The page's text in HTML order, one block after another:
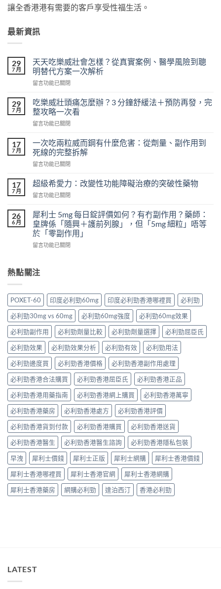
讓全香港港有需要的客戶享受性福生活。
最新資訊
29
7 月
天天吃樂威壯會怎樣？從真實案例、醫學風險到聰
明替代方案一次解析
在
天
吃
樂
威
會
怎
樣？
從
實
案
學
風
險
到
替
代
案
一
次
解
析〉
中
留言功能已關閉
29
7 月
吃樂威壯頭痛怎麼辦？3 分鐘舒緩法＋預防再發，完
整攻略一次看
在
威
壯
頭
怎
辦？
分
鐘
舒
法
防
完
整
攻
略
一
次
看〉
中
留言功能已關閉
17
7 月
一次吃兩粒威而鋼有什麼危害：從劑量、副作用到
死線的完整拆解
在
次
吃
兩
威
而
鋼
有
什
害：
量、
副
作
用
到
死
線
的
完
整
拆
解〉
中
留言功能已關閉
17
7 月
超級希愛力：改變性功能障礙治療的突破性藥物
在
級
希
愛
力：
改
功
礙
治
療
的
突
破
性
藥
物〉
中
留言功能已關閉
26
6 月
犀利士 5mg 每日錠評價如何？有冇副作用？藥師：
皇牌係「隨興＋護前列腺」，但「5mg 細粒」唔等
於「零副作用」
在
士
5mg
日
錠
評
價
如
何？
有
冇
副
作
用？
藥
師：
皇
牌
係
「隨
興
＋
護
前
列
腺」，
但
「5mg
用」〉
留言功能已關閉
熱點關注
POXET-60 印度必利勁60mg 印度必利勁香港哪裡買
必利勁
必利勁30mg vs 60mg
必利勁60mg強度
必利勁60mg效果
必利勁副作用
必利勁劑量比較 必利勁劑量選擇
必利勁屈臣氏
必利勁效果
必利勁效果分析 必利勁有效
必利勁用法
必利勁邊度買
必利勁香港價格
必利勁香港副作用處理
必利勁香港合法購買
必利勁香港屈臣氏
必利勁香港正品
必利勁香港用藥指南
必利勁香港網上購買
必利勁香港萬寧
必利勁香港藥房
必利勁香港處方
必利勁香港評價
必利勁香港貨到付款
必利勁香港購買
必利勁香港送貨
必利勁香港醫生
必利勁香港醫生諮詢
必利勁香港隱私包裝
早洩
犀利士價錢 犀利士正版 犀利士網購
犀利士香港價錢
犀利士香港哪裡買
犀利士香港官網
犀利士香港網購
犀利士香港藥房
網購必利勁 達泊西汀 香港必利勁
LATEST